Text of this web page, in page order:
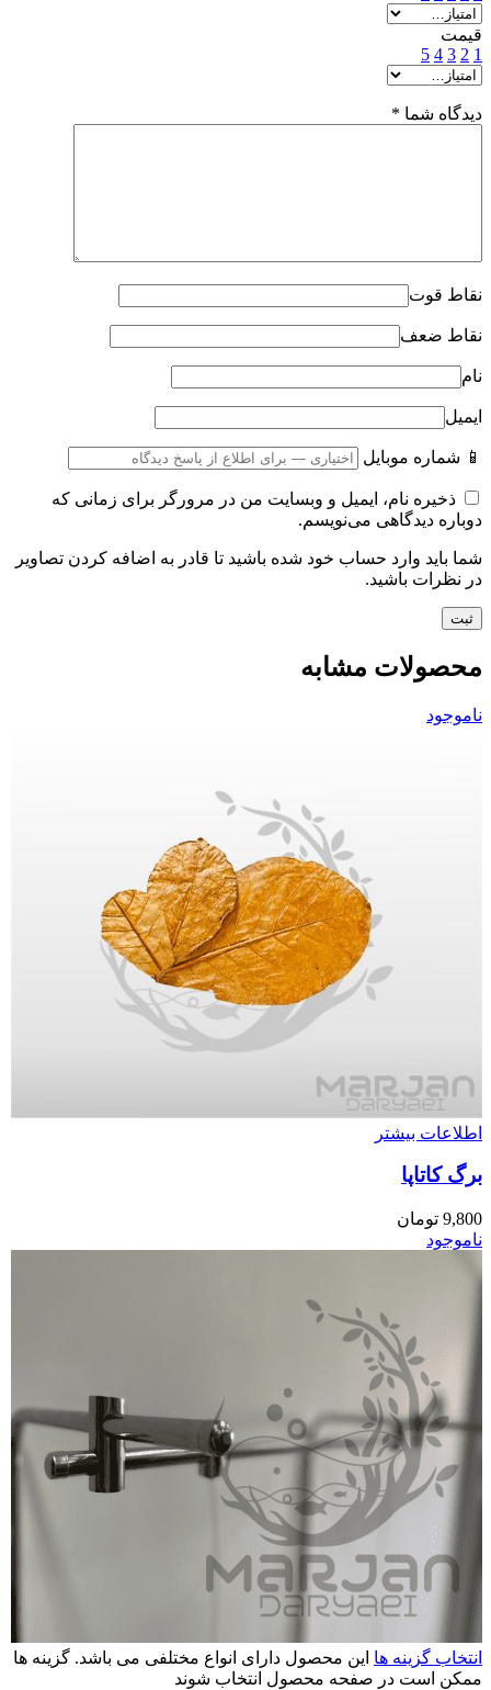
قیمت
1
2
3
4
5
دیدگاه شما *
نقاط قوت
نقاط ضعف
نام
ایمیل
📱 شماره موبایل
ذخیره نام، ایمیل و وبسایت من در مرورگر برای زمانی که
دوباره دیدگاهی می‌نویسم.
شما باید وارد حساب خود شده باشید تا قادر به اضافه کردن تصاویر
در نظرات باشید.
محصولات مشابه
ناموجود
اطلاعات بیشتر
برگ کاتاپا
9,800 تومان
ناموجود
انتخاب گزینه ها این محصول دارای انواع مختلفی می باشد. گزینه ها
ممکن است در صفحه محصول انتخاب شوند